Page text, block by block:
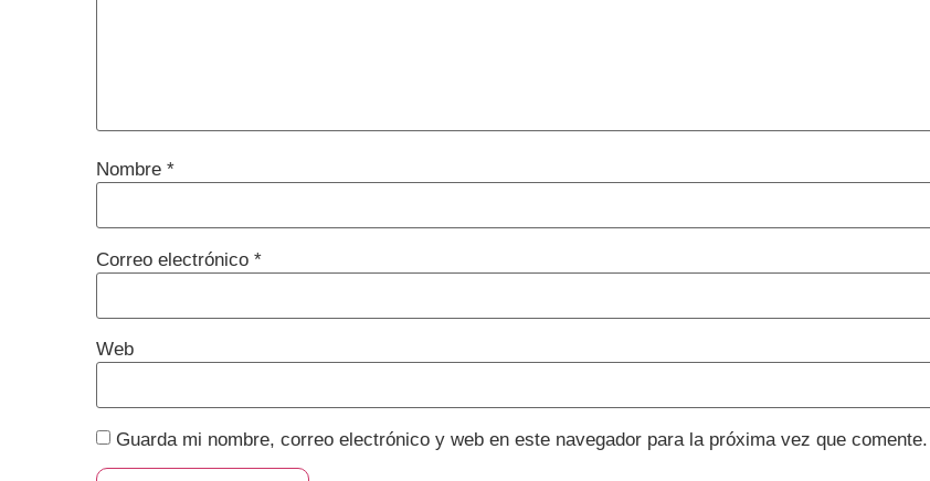
Nombre *
Correo electrónico *
Web
Guarda mi nombre, correo electrónico y web en este navegador para la próxima vez que comente.